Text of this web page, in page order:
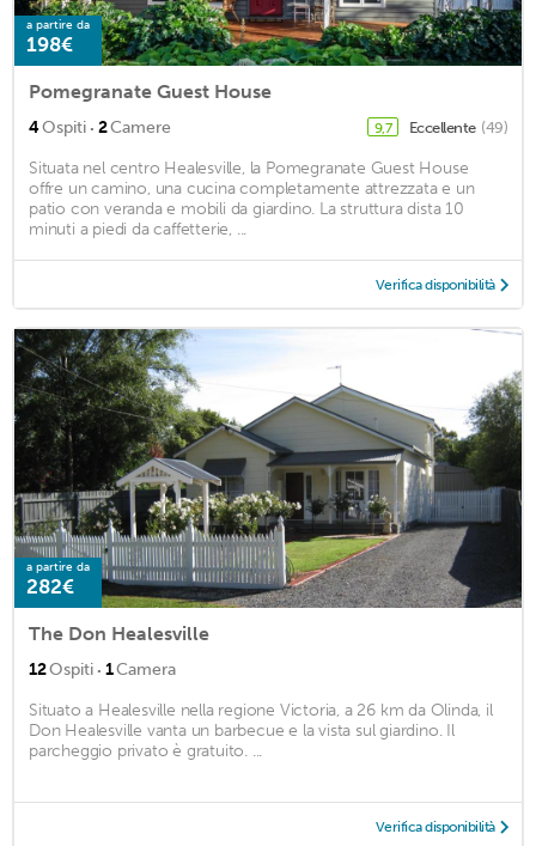
a partire da
198€
Pomegranate Guest House
4Ospiti · 2Camere 9,7 Eccellente (49)
Situata nel centro Healesville, la Pomegranate Guest House
offre un camino, una cucina completamente attrezzata e un
patio con veranda e mobili da giardino. La struttura dista 10
minuti a piedi da caffetterie, ...
Verifica disponibilità
a partire da
282€
The Don Healesville
12Ospiti · 1Camera
Situato a Healesville nella regione Victoria, a 26 km da Olinda, il
Don Healesville vanta un barbecue e la vista sul giardino. Il
parcheggio privato è gratuito. ...
Verifica disponibilità